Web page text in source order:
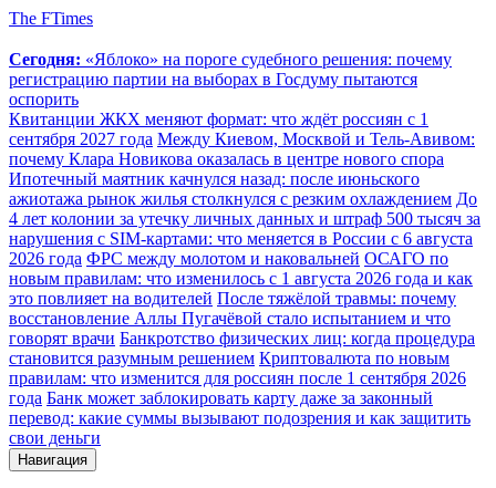
The FTimes
Сегодня: «Яблоко» на пороге судебного решения: почему
регистрацию партии на выборах в Госдуму пытаются
оспорить
Квитанции ЖКХ меняют формат: что ждёт россиян с 1
сентября 2027 года Между Киевом, Москвой и Тель-Авивом:
почему Клара Новикова оказалась в центре нового спора
Ипотечный маятник качнулся назад: после июньского
ажиотажа рынок жилья столкнулся с резким охлаждением До
4 лет колонии за утечку личных данных и штраф 500 тысяч за
нарушения с SIM-картами: что меняется в России с 6 августа
2026 года ФРС между молотом и наковальней ОСАГО по
новым правилам: что изменилось с 1 августа 2026 года и как
это повлияет на водителей После тяжёлой травмы: почему
восстановление Аллы Пугачёвой стало испытанием и что
говорят врачи Банкротство физических лиц: когда процедура
становится разумным решением Криптовалюта по новым
правилам: что изменится для россиян после 1 сентября 2026
года Банк может заблокировать карту даже за законный
перевод: какие суммы вызывают подозрения и как защитить
свои деньги
Навигация